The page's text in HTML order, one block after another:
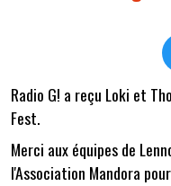
Radio G! a reçu Loki et
Fest.
Merci aux équipes de
l'Association Mandora